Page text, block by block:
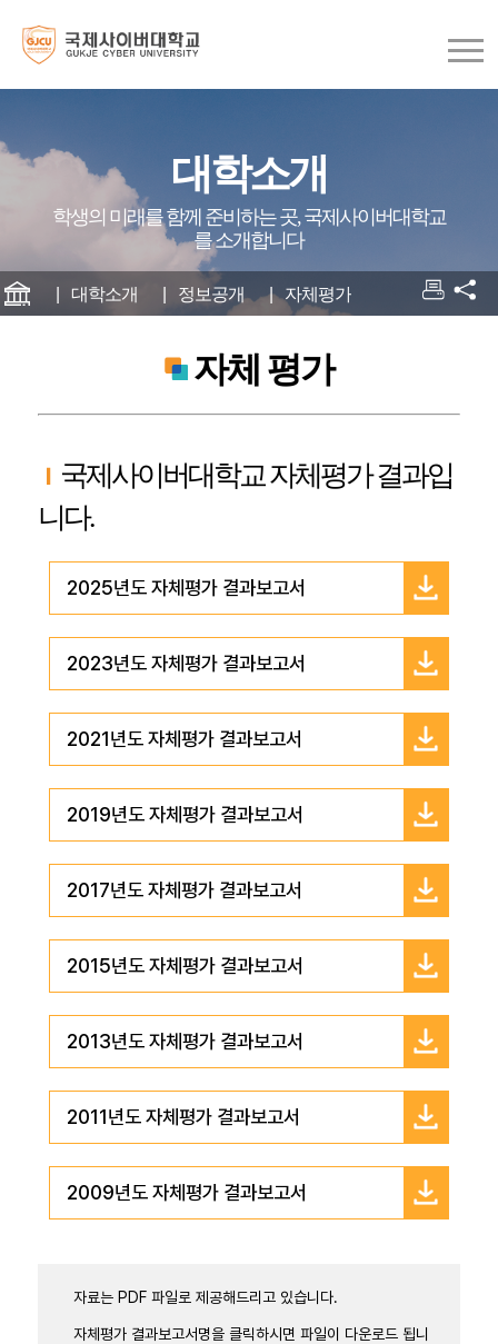
대학소개
학생의 미래를 함께 준비하는 곳, 국제사이버대학교
를 소개합니다
대학소개 정보공개 자체평가
자체 평가
국제사이버대학교 자체평가 결과입
니다.
2025년도 자체평가 결과보고서
2023년도 자체평가 결과보고서
2021년도 자체평가 결과보고서
2019년도 자체평가 결과보고서
2017년도 자체평가 결과보고서
2015년도 자체평가 결과보고서
2013년도 자체평가 결과보고서
2011년도 자체평가 결과보고서
2009년도 자체평가 결과보고서
자료는 PDF 파일로 제공해드리고 있습니다.
자체평가 결과보고서명을 클릭하시면 파일이 다운로드 됩니